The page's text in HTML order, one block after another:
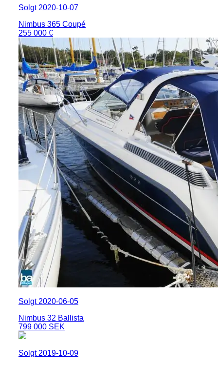
Solgt 2020-10-07
Nimbus 365 Coupé
255 000 €
Solgt 2020-06-05
Nimbus 32 Ballista
799 000 SEK
Solgt 2019-10-09